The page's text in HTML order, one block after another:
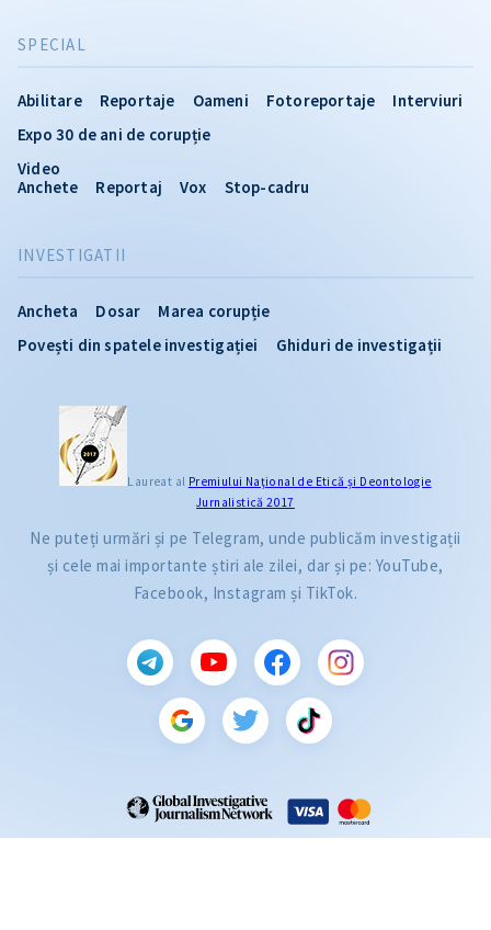
INVESTIGATII
Ancheta Dosar
Marea corupție
Povești din spatele investigației
Ghiduri de investigații
SPECIAL
Abilitare Reportaje Oameni Fotoreportaje
Interviuri
Expo 30 de ani de corupție
Video
Anchete
Reportaj Vox Stop-cadru
Laureat al Premiului Naţional de Etică și Deontologie
Jurnalistică 2017
Ne puteți urmări și pe Telegram, unde publicăm investigații
și cele mai importante știri ale zilei, dar și pe: YouTube,
Facebook, Instagram și TikTok.